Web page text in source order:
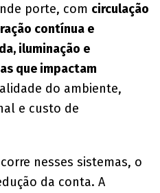
porte, com circulação
contínua e
iluminação e
que impactam
do ambiente,
e custo de
nesses sistemas, o
da conta. A